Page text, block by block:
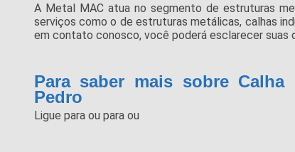
A Metal MAC atua no segmento de estruturas
serviços como o de estruturas metálicas, calhas
em contato conosco, você poderá esclarecer suas
Para saber mais sobre
Pedro
Ligue para ou para ou